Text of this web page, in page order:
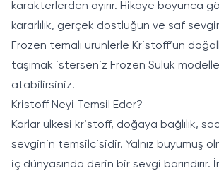
karakterlerden ayırır. Hikaye boyunca
kararlılık, gerçek dostluğun ve saf
Frozen temalı ürünlerle Kristoff’un
taşımak isterseniz Frozen Suluk
atabilirsiniz.
Kristoff Neyi Temsil Eder?
Karlar ülkesi kristoff, doğaya bağlılık,
sevginin temsilcisidir. Yalnız büyümüş
iç dünyasında derin bir sevgi barındırır.